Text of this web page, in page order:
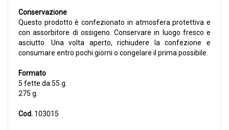
Conservazione
Questo prodotto è confezionato in atmosfera protettiva e
con assorbitore di ossigeno. Conservare in luogo fresco e
asciutto. Una volta aperto, richiudere la confezione e
consumare entro pochi giorni o congelare il prima possibile.
Formato
5 fette da 55 g.
275 g.
Cod. 103015